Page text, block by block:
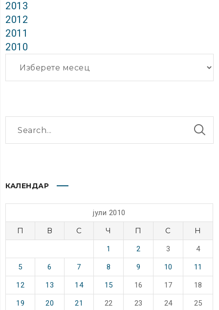
2013
2012
2011
2010
КАЛЕНДАР
јули 2010
П В С Ч П С Н
1 2 3 4
5 6 7 8 9 10 11
12 13 14 15 16 17 18
19 20 21 22 23 24 25